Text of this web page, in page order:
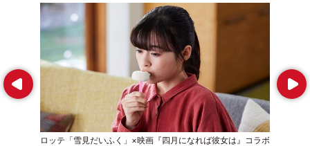
Prev
ロッテ「雪見だいふく」×映画『四月になれば彼女は』コラボ
Next